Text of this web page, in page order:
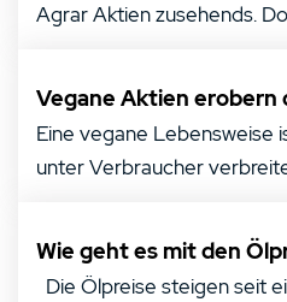
Agrar Aktien zusehends.
Vegane Aktien erobern
Eine vegane Lebensweise
unter Verbraucher
Wie geht es mit den
Die Ölpreise steigen seit